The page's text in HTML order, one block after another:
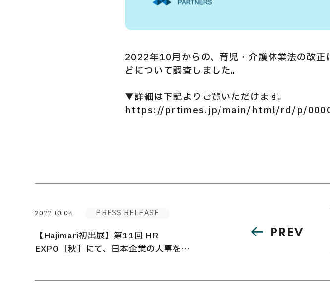
Privacy Policy
Security Action2022年10月からの、育児・介護休業法の改正
どについて調査しました。
▼詳細は下記よりご覧いただけます。
https://prtimes.jp/main/html/rd/p/
2022.10.04 PRESS RELEASE
【Hajimari初出展】第11回 HR
EXPO［秋］にて、日本企業の人事を変
PREV